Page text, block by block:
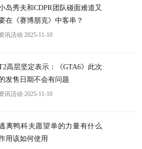
岛秀夫和CDPR团队碰面难道又
在《赛博朋克》中客串？
讯活动 2025-11-10
高层坚定表示：《GTA6》此次
发售日期不会有问题
讯活动 2025-11-10
离鸭科夫愿望单的力量有什么
用该如何使用